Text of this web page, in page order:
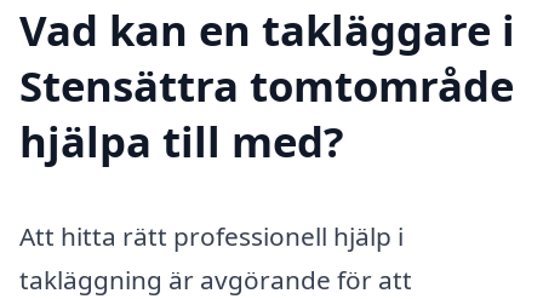
Vad kan en takläggare i
Stensättra tomtområde
hjälpa till med?
Att hitta rätt professionell hjälp i
takläggning är avgörande för att